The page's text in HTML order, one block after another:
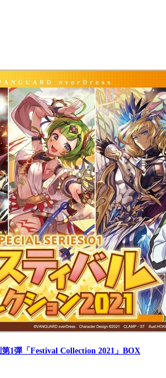
第1彈「Festival Collection 2021」BOX